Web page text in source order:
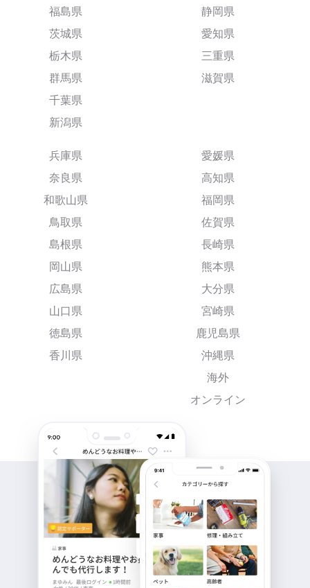
福島県
茨城県
栃木県
群馬県
千葉県
新潟県
静岡県
愛知県
三重県
滋賀県
兵庫県
奈良県
和歌山県
鳥取県
島根県
岡山県
広島県
山口県
徳島県
香川県
愛媛県
高知県
福岡県
佐賀県
長崎県
熊本県
大分県
宮崎県
鹿児島県
沖縄県
海外
オンライン